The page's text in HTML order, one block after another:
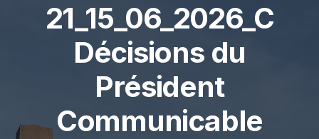
21_15_06_2026_C
Décisions du
Président
Communicable